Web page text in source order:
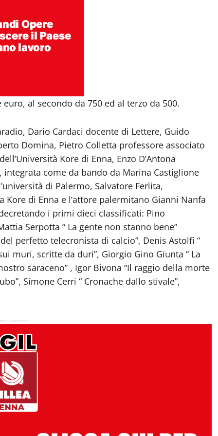
al secondo da 750 ed al terzo da 500.
Dario Cardaci docente di Lettere, Guido
Domina, Pietro Colletta professore associato
Kore di Enna, Enzo D’Antona
come da bando da Marina Castiglione
di Palermo, Salvatore Ferlita,
di Enna e l’attore palermitano Gianni Nanfa
i primi dieci classificati: Pino
Serpotta “ La gente non stanno bene”
perfetto telecronista di calcio”, Denis Astolfi “
muri, scritte da duri”, Giorgio Gino Giunta “ La
saraceno” , Igor Bivona “Il raggio della morte
Simone Cerri “ Cronache dallo stivale”,